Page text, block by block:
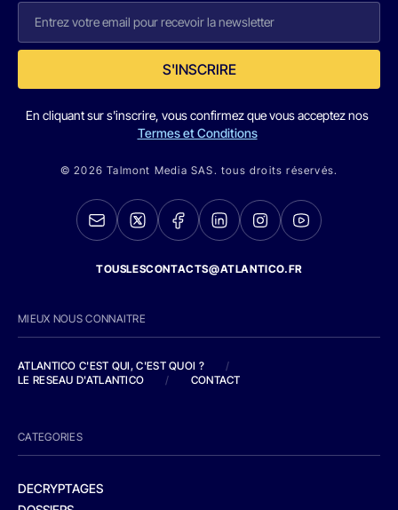
S'INSCRIRE
En cliquant sur s'inscrire, vous confirmez que vous acceptez nos
Termes et Conditions
© 2026 Talmont Media SAS. tous droits réservés.
TOUSLESCONTACTS@ATLANTICO.FR
MIEUX NOUS CONNAITRE
ATLANTICO C'EST QUI, C'EST QUOI ?
/
LE RESEAU D'ATLANTICO
/ CONTACT
CATEGORIES
DECRYPTAGES